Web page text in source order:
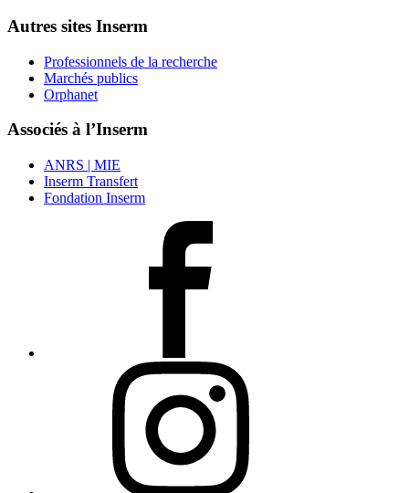
Autres sites Inserm
Professionnels de la recherche
Marchés publics
Orphanet
Associés à l’Inserm
ANRS | MIE
Inserm Transfert
Fondation Inserm